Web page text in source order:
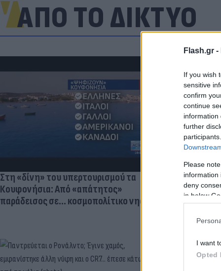
Flash.gr -
If you wish
sensitive
confirm
continue
information
further
Please
information
deny
in below
I want
Opted
ΑΠΟ ΤΟ ΔΙΚΤΥΟ
Στη «δίνη» του υπερτουρισμού τα
Κουφονήσια: Από «απάτητος»
παράδεισος σε... κοσμοπολίτικο νησί
Πριν από
πατέρας
μεγάλη